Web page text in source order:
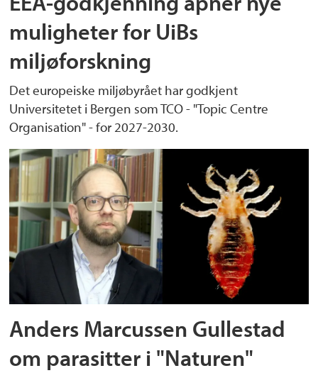
muligheter for UiBs
miljøforskning
Det europeiske miljøbyrået har godkjent
Universitetet i Bergen som TCO - "Topic Centre
Organisation" - for 2027-2030.
Anders Marcussen Gullestad
om parasitter i "Naturen"